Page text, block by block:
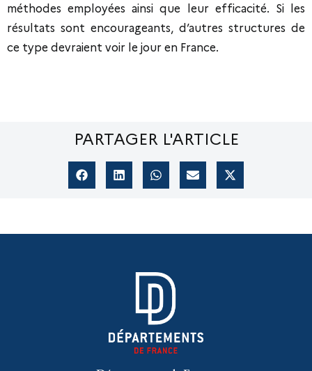
méthodes employées ainsi que leur efficacité. Si les
résultats sont encourageants, d’autres structures de
ce type devraient voir le jour en France.
PARTAGER L'ARTICLE